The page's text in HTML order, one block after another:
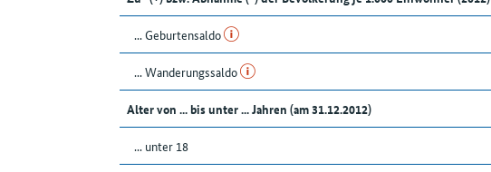
... Geburtensaldo
... Wanderungssaldo
Alter von ... bis unter ... Jahren (am 31.12.2012)
... unter 18